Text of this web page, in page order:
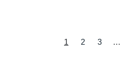
1 2 3 …